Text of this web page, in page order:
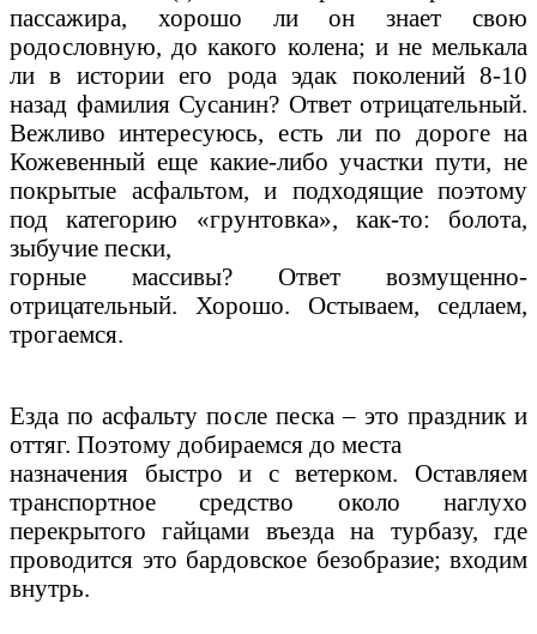
пассажира, хорошо ли он знает свою
родословную, до какого колена; и не мелькала
ли в истории его рода эдак поколений 8-10
назад фамилия Сусанин? Ответ отрицательный.
Вежливо интересуюсь, есть ли по дороге на
Кожевенный еще какие-либо участки пути, не
покрытые асфальтом, и подходящие поэтому
под категорию «грунтовка», как-то: болота,
зыбучие пески,
горные массивы? Ответ возмущенно-
отрицательный. Хорошо. Остываем, седлаем,
трогаемся.
Езда по асфальту после песка – это праздник и
оттяг. Поэтому добираемся до места
назначения быстро и с ветерком. Оставляем
транспортное средство около наглухо
перекрытого гайцами въезда на турбазу, где
проводится это бардовское безобразие; входим
внутрь.